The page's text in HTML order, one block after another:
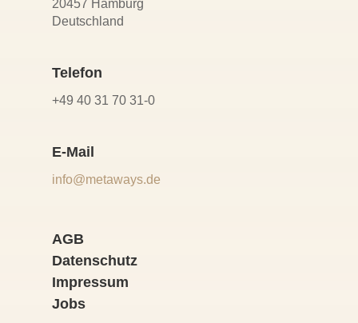
20457 Hamburg
Deutschland
Telefon
+49 40 31 70 31-0
E-Mail
info@metaways.de
AGB
Datenschutz
Impressum
Jobs